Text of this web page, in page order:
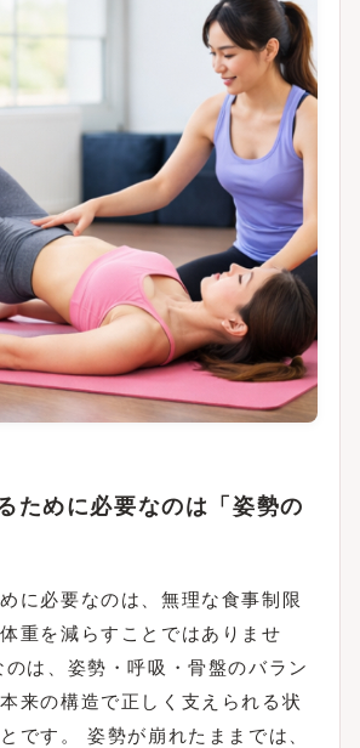
ために必要なのは「姿勢の
に必要なのは、無理な食事制限
重を減らすことではありませ
は、姿勢・呼吸・骨盤のバラン
来の構造で正しく支えられる状
です。 姿勢が崩れたままでは、